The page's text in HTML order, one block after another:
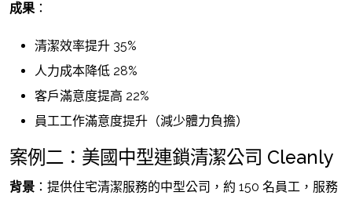
成果：
清潔效率提升 35%
人力成本降低 28%
客戶滿意度提高 22%
員工工作滿意度提升（減少體力負擔）
案例二：美國中型連鎖清潔公司 Cleanly
背景 ：提供住宅清潔服務的中型公司，約 150 名員工，服務